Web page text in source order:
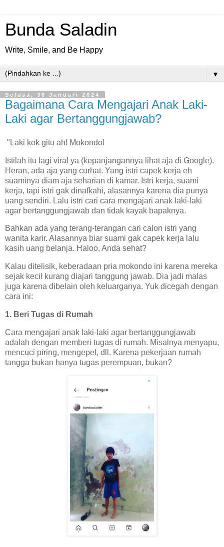
Bunda Saladin
Write, Smile, and Be Happy
▼
Selasa, 30 Januari 2024
Bagaimana Cara Mengajari Anak Laki-
Laki agar Bertanggungjawab?
"Laki kok gitu ah! Mokondo!
Istilah itu lagi viral ya (kepanjangannya lihat aja di Google).
Heran, ada aja yang curhat. Yang istri capek kerja eh
suaminya diam aja seharian di kamar. Istri kerja, suami
kerja, tapi istri gak dinafkahi, alasannya karena dia punya
uang sendiri. Lalu istri cari cara mengajari anak laki-laki
agar bertanggungjawab dan tidak kayak bapaknya.
Bahkan ada yang terang-terangan cari calon istri yang
wanita karir. Alasannya biar suami gak capek kerja lalu
kasih uang belanja. Haloo, Anda sehat?
Kalau ditelisik, keberadaan pria mokondo ini karena mereka
sejak kecil kurang diajari tanggung jawab. Dia jadi malas
juga karena dibelain oleh keluarganya. Yuk dicegah dengan
cara ini:
1. Beri Tugas di Rumah
Cara mengajari anak laki-laki agar bertanggungjawab
adalah dengan memberi tugas di rumah. Misalnya menyapu,
mencuci piring, mengepel, dll. Karena pekerjaan rumah
tangga bukan hanya tugas perempuan, bukan?